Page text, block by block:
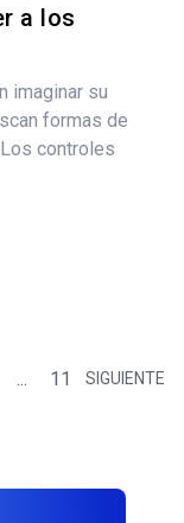
a los
imaginar su
formas de
controles
... 11 SIGUIENTE